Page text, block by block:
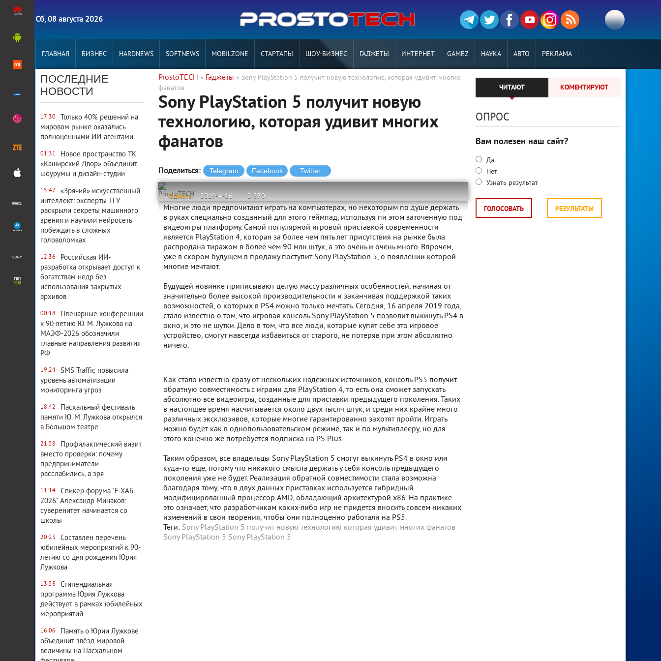
Сб, 08 августа 2026
ГЛАВНАЯ БИЗНЕС HARDNEWS SOFTNEWS MOBILZONE СТАРТАПЫ ШОУ-БИЗНЕС ГАДЖЕТЫ ИНТЕРНЕТ GAMEZ НАУКА АВТО РЕКЛАМА
ПОСЛЕДНИЕ
НОВОСТИ
17:30
Только 40% решений на
мировом рынке оказались
полноценными ИИ-агентами
01:31
Новое пространство ТК
«Каширский Двор» объединит
шоурумы и дизайн-студии
15:47
«Зрячий» искусственный
интеллект: эксперты ТГУ
раскрыли секреты машинного
зрения и научили нейросеть
побеждать в сложных
головоломках
12:36
Российская ИИ-
разработка открывает доступ к
богатствам недр без
использования закрытых
архивов
00:18
Пленарные конференции
к 90-летию Ю. М. Лужкова на
МАЭФ-2026 обозначили
главные направления развития
РФ
19:24
SMS Traffic повысила
уровень автоматизации
мониторинга угроз
18:42
Пасхальный фестиваль
памяти Ю. М. Лужкова открылся
в Большом театре
21:58
Профилактический визит
вместо проверки: почему
предприниматели
расслабились, а зря
11:14
Спикер форума "Е-ХАБ
2026" Александр Минаков:
суверенитет начинается со
школы
20:23
Составлен перечень
юбилейных мероприятий к 90-
летию со дня рождения Юрия
Лужкова
13:53
Стипендиальная
программа Юрия Лужкова
действует в рамках юбилейных
мероприятий
16:06
Память о Юрии Лужкове
объединит звёзд мировой
величины на Пасхальном
ProstoTECH » Гаджеты » Sony PlayStation 5 получит новую технологию, которая удивит многих
фанатов
Sony PlayStation 5 получит новую
технологию, которая удивит многих
фанатов
Поделиться:
Гаджеты 2019-4-16 2 870
ProstoTECH
Многие люди предпочитают играть на компьютерах, но некоторым по душе держать
в руках специально созданный для этого геймпад, используя пи этом заточенную под
видеоигры платформу. Самой популярной игровой приставкой современности
является PlayStation 4, которая за более чем пять лет присутствия на рынке была
распродана тиражом в более чем 90 млн штук, а это очень и очень много. Впрочем,
уже в скором будущем в продажу поступит Sony PlayStation 5, о появлении которой
многие мечтают.
Будущей новинке приписывают целую массу различных особенностей, начиная от
значительно более высокой производительности и заканчивая поддержкой таких
возможностей, о которых в PS4 можно только мечтать. Сегодня, 16 апреля 2019 года,
стало известно о том, что игровая консоль Sony PlayStation 5 позволит выкинуть PS4 в
окно, и это не шутки. Дело в том, что все люди, которые купят себе это игровое
устройство, смогут навсегда избавиться от старого, не потеряв при этом абсолютно
ничего.
Как стало известно сразу от нескольких надежных источников, консоль PS5 получит
обратную совместимость с играми для PlayStation 4, то есть она сможет запускать
абсолютно все видеоигры, созданные для приставки предыдущего поколения. Таких
в настоящее время насчитывается около двух тысяч штук, и среди них крайне много
различных эксклюзивов, которые многие гарантированно захотят пройти. Играть
можно будет как в однопользовательском режиме, так и по мультиплееру, но для
этого конечно же потребуется подписка на PS Plus.
Таким образом, все владельцы Sony PlayStation 5 смогут выкинуть PS4 в окно или
куда-то еще, потому что никакого смысла держать у себя консоль предыдущего
поколения уже не будет. Реализация обратной совместимости стала возможна
благодаря тому, что в двух данных приставках используется гибридный
модифицированный процессор AMD, обладающий архитектурой x86. На практике
это означает, что разработчикам каких-либо игр не придется вносить совсем никаких
изменений в свои творения, чтобы они полноценно работали на PS5.
Теги: Sony PlayStation 5 получит новую технологию которая удивит многих фанатов
Sony PlayStation 5 Sony PlayStation 5
ЧИТАЮТ КОМЕНТИРУЮТ
ОПРОС
Вам полезен наш сайт?
Да
Нет
Узнать результат
ГОЛОСОВАТЬ РЕЗУЛЬТАТЫ